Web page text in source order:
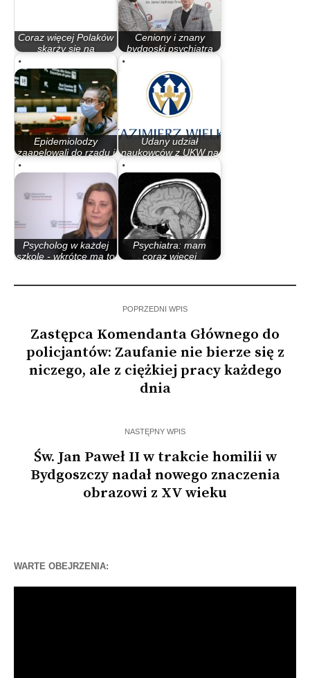
Coraz więcej Polaków
skarży się na
Ceniony i znany
bydgoski psychiatra
Epidemiolodzy
zaapelowali do rządu i
Udany udział
naukowców z UKW na
katowickich targach…
Psycholog w każdej
szkole - wkrótce ma to
Psychiatra: mam
coraz więcej
POPRZEDNI WPIS
Zastępca Komendanta Głównego do
policjantów: Zaufanie nie bierze się z
niczego, ale z ciężkiej pracy każdego
dnia
NASTĘPNY WPIS
Św. Jan Paweł II w trakcie homilii w
Bydgoszczy nadał nowego znaczenia
obrazowi z XV wieku
WARTE OBEJRZENIA: